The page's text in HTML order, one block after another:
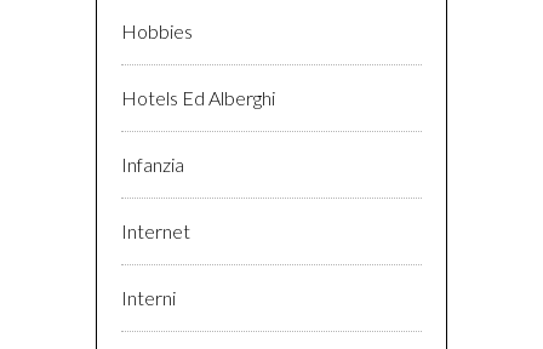
Hobbies
Hotels Ed Alberghi
Infanzia
Internet
Interni